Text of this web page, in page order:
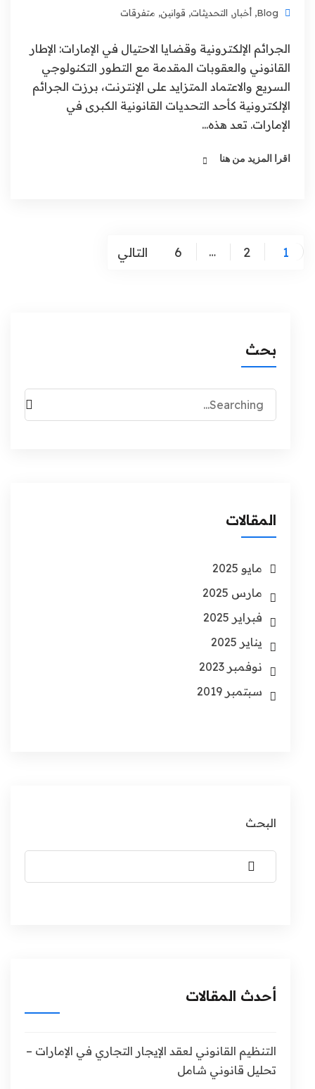
Blog
, أخبار, التحديثات, قوانين, متفرقات
الجرائم الإلكترونية وقضايا الاحتيال في الإمارات: الإطار
القانوني والعقوبات المقدمة مع التطور التكنولوجي
السريع والاعتماد المتزايد على الإنترنت، برزت الجرائم
الإلكترونية كأحد التحديات القانونية الكبرى في
الإمارات. تعد هذه...
اقرا المزيد من هنا
1
2
…
6 التالي
بحث
المقالات
مايو 2025
مارس 2025
فبراير 2025
يناير 2025
نوفمبر 2023
سبتمبر 2019
البحث
أحدث المقالات
التنظيم القانوني لعقد الإيجار التجاري في الإمارات –
تحليل قانوني شامل